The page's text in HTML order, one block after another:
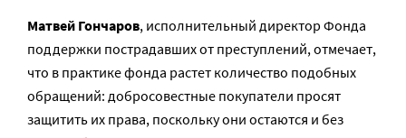
Матвей Гончаров, исполнительный директор Фонда
поддержки пострадавших от преступлений, отмечает,
что в практике фонда растет количество подобных
обращений: добросовестные покупатели просят
защитить их права, поскольку они остаются и без